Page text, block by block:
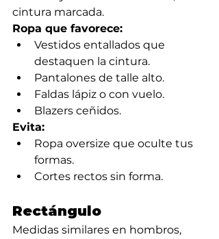
cintura marcada.
Ropa que favorece:
Vestidos entallados que
destaquen la cintura.
Pantalones de talle alto.
Faldas lápiz o con vuelo.
Blazers ceñidos.
Evita:
Ropa oversize que oculte tus
formas.
Cortes rectos sin forma.
Rectángulo
Medidas similares en hombros,